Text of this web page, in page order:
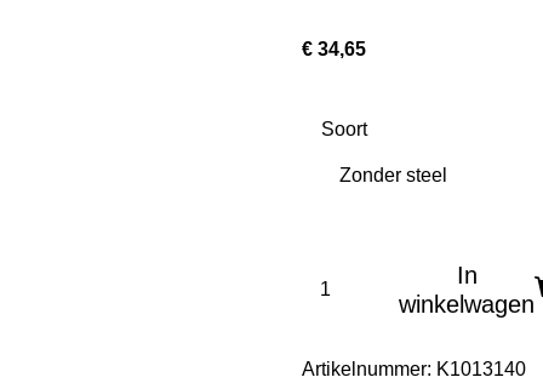
€ 34,65
Soort
In
winkelwagen
Artikelnummer: K1013140